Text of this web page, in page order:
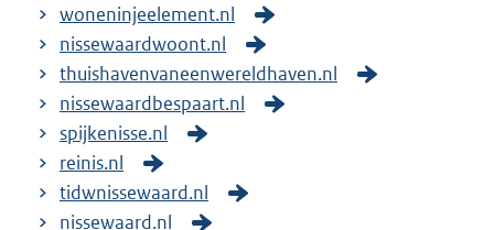
woneninjeelement.nl
nissewaardwoont.nl
thuishavenvaneenwereldhaven.nl
nissewaardbespaart.nl
spijkenisse.nl
reinis.nl
tidwnissewaard.nl
nissewaard.nl